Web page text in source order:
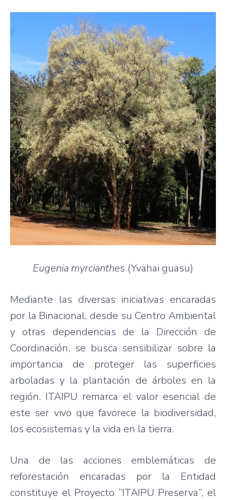
Eugenia myrcianthes (Yvahai guasu)
Mediante las diversas iniciativas encaradas
por la Binacional, desde su Centro Ambiental
y otras dependencias de la Dirección de
Coordinación, se busca sensibilizar sobre la
importancia de proteger las superficies
arboladas y la plantación de árboles en la
región. ITAIPU remarca el valor esencial de
este ser vivo que favorece la biodiversidad,
los ecosistemas y la vida en la tierra.
Una de las acciones emblemáticas de
reforestación encaradas por la Entidad
constituye el Proyecto “ITAIPU Preserva”, el